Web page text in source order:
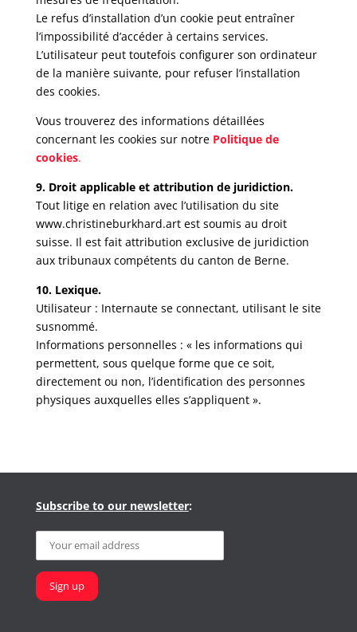
Le refus d’installation d’un cookie peut entraîner
l’impossibilité d’accéder à certains services.
L’utilisateur peut toutefois configurer son ordinateur
de la manière suivante, pour refuser l’installation
des cookies.
Vous trouverez des informations détaillées
concernant les cookies sur notre Politique de
cookies.
9. Droit applicable et attribution de juridiction.
Tout litige en relation avec l’utilisation du site
www.christineburkhard.art est soumis au droit
suisse. Il est fait attribution exclusive de juridiction
aux tribunaux compétents du canton de Berne.
10. Lexique.
Utilisateur : Internaute se connectant, utilisant le site
susnommé.
Informations personnelles : « les informations qui
permettent, sous quelque forme que ce soit,
directement ou non, l’identification des personnes
physiques auxquelles elles s’appliquent ».
Subscribe to our newsletter: